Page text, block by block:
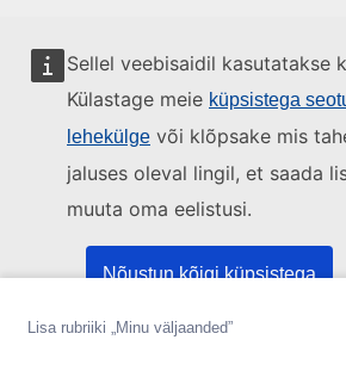
Sellel veebisaidil kasutatakse
Külastage meie küpsistega
lehekülge või klõpsake mis
jaluses oleval lingil, et saada
muuta oma eelistusi.
Nõustun kõigi küpsistega
Nõustun ainult oluliste
Lisa rubriiki „Minu väljaanded”
Sotsiaalmeedia
ELi institutsioonid ja
Tutvustus Kontaktandmed